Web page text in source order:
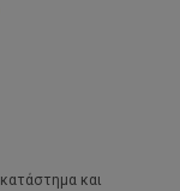
και